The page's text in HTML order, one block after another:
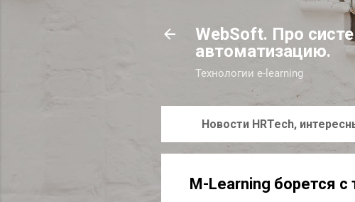
WebSoft. Про
автоматизацию.
Технологии e-learning
Новости HRTech,
M-Learning борется с